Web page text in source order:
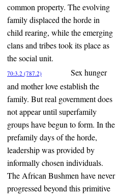
common property. The evolving
family displaced the horde in
child rearing, while the emerging
clans and tribes took its place as
the social unit.
70:3.2 (787.2)
Sex hunger
and mother love establish the
family. But real government does
not appear until superfamily
groups have begun to form. In the
prefamily days of the horde,
leadership was provided by
informally chosen individuals.
The African Bushmen have never
progressed beyond this primitive